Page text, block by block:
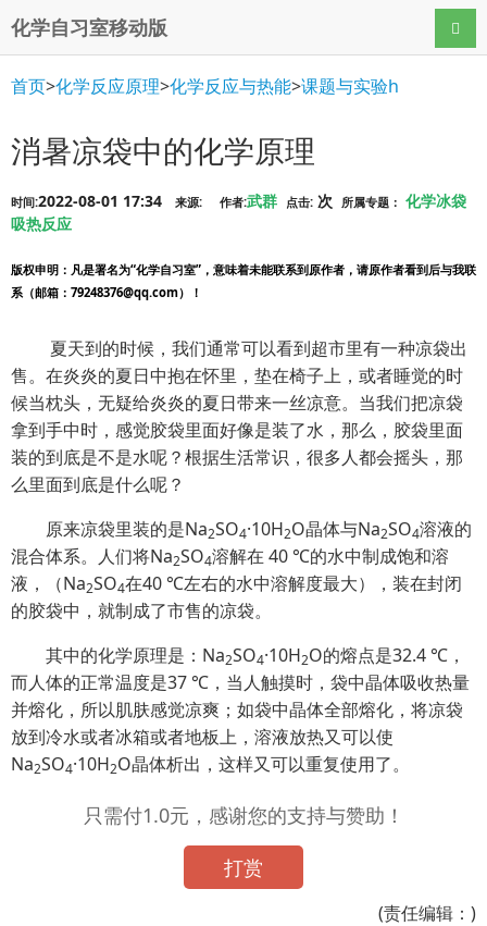
化学自习室移动版 导航
首页>化学反应原理>化学反应与热能>课题与实验h
消暑凉袋中的化学原理
时间:2022-08-01 17:34 来源: 作者:武群 点击: 次 所属专题： 化学冰袋
吸热反应
版权申明 ：凡是署名为“化学自习室”，意味着未能联系到原作者，请原作者看到后与我联
系（邮箱：79248376@qq.com）！
夏天到的时候，我们通常可以看到超市里有一种凉袋出
售。在炎炎的夏日中抱在怀里，垫在椅子上，或者睡觉的时
候当枕头，无疑给炎炎的夏日带来一丝凉意。当我们把凉袋
拿到手中时，感觉胶袋里面好像是装了水，那么，胶袋里面
装的到底是不是水呢？根据生活常识，很多人都会摇头，那
么里面到底是什么呢？
原来凉袋里装的是Na2SO4·10H2O晶体与Na2SO4溶液的
混合体系。人们将Na2SO4溶解在 40 ℃的水中制成饱和溶
液，（Na2SO4在40 ℃左右的水中溶解度最大），装在封闭
的胶袋中，就制成了市售的凉袋。
其中的化学原理是：Na2SO4·10H2O的熔点是32.4 ℃，
而人体的正常温度是37 ℃，当人触摸时，袋中晶体吸收热量
并熔化，所以肌肤感觉凉爽；如袋中晶体全部熔化，将凉袋
放到冷水或者冰箱或者地板上，溶液放热又可以使
Na2SO4·10H2O晶体析出，这样又可以重复使用了。
只需付1.0元，感谢您的支持与赞助！
打赏
(责任编辑：)